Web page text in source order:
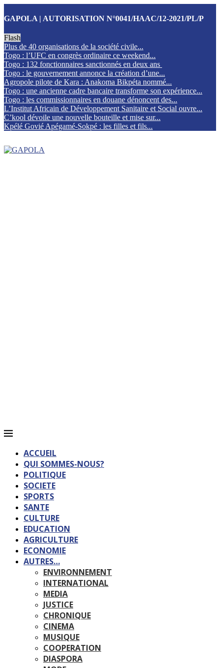
GAPOLA | AUTORISATION N°0041/HAAC/12-2021/PL/P
Flash
Plus de 40 organisations de la société civile...
Togo : l’UFC en congrès ordinaire ce weekend...
Togo : 132 fonctionnaires sanctionnés en deux ans
Togo : le gouvernement annonce la création d’une...
Agropole pilote de Kara : Anakoma Bikpéta nommé...
Togo : une ancienne cadre bancaire transforme son expérience...
Togo : les commissionnaires en douane dénoncent des...
L’Institut Africain de Développement Sanitaire et Social ouvre...
C’kool dévoile une nouvelle bouteille et mise sur...
Kpélé Govié Apégamé-Sokpé : les filles et fils...
ACCUEIL
QUI SOMMES-NOUS?
POLITIQUE
SOCIETE
SPORTS
SANTE
CULTURE
EDUCATION
AGRICULTURE
ECONOMIE
AUTRES…
ENVIRONNEMENT
INTERNATIONAL
MEDIA
JUSTICE
CHRONIQUE
CINEMA
MUSIQUE
COOPERATION
DIASPORA